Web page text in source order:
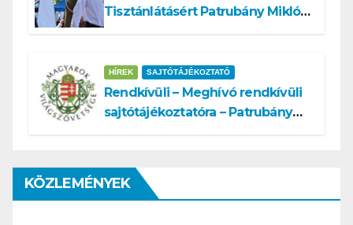
Tisztánlátásért Patrubány Miklóst
HÍREK SAJTÓTÁJÉKOZTATÓ
Rendkívüli – Meghívó rendkívüli
sajtótájékoztatóra – Patrubány
támadás
KÖZLEMÉNYEK